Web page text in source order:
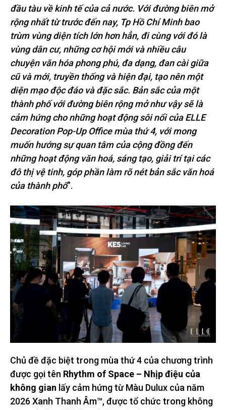
đầu tàu về kinh tế của cả nước. Với đường biên mở
rộng nhất từ trước đến nay, Tp Hồ Chí Minh bao
trùm vùng diện tích lớn hơn hẳn, đi cùng với đó là
vùng dân cư, những cơ hội mới và nhiều câu
chuyện văn hóa phong phú, đa dạng, đan cài giữa
cũ và mới, truyền thống và hiện đại, tạo nên một
diện mạo độc đáo vàđặc sắc. Bản sắc của một
thành phố với đường biên rộng mở như vậy sẽ là
cảm hứng cho những hoạt động sôi nổi của ELLE
Decoration Pop-Up Office mùa thứ 4, với mong
muốn hướng sự quan tâm của cộng đồng đến
những hoạt động văn hoá, sáng tạo, giải trí tại các
đô thị vệ tinh, góp phần làm rõ nét bản sắc văn hoá
của thành phố”.
Chủ đề đặc biệt trong mùa thứ 4 của chương trình
được gọi tên Rhythm of Space – Nhịp điệu của
không gian lấy cảm hứng từ Màu Dulux của năm
2026 Xanh Thanh Âm™, được tổ chức trong không